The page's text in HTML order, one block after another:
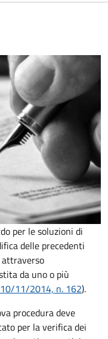
per le soluzioni di
delle precedenti
attraverso
da uno o più
10/11/2014, n. 162).
procedura deve
per la verifica dei